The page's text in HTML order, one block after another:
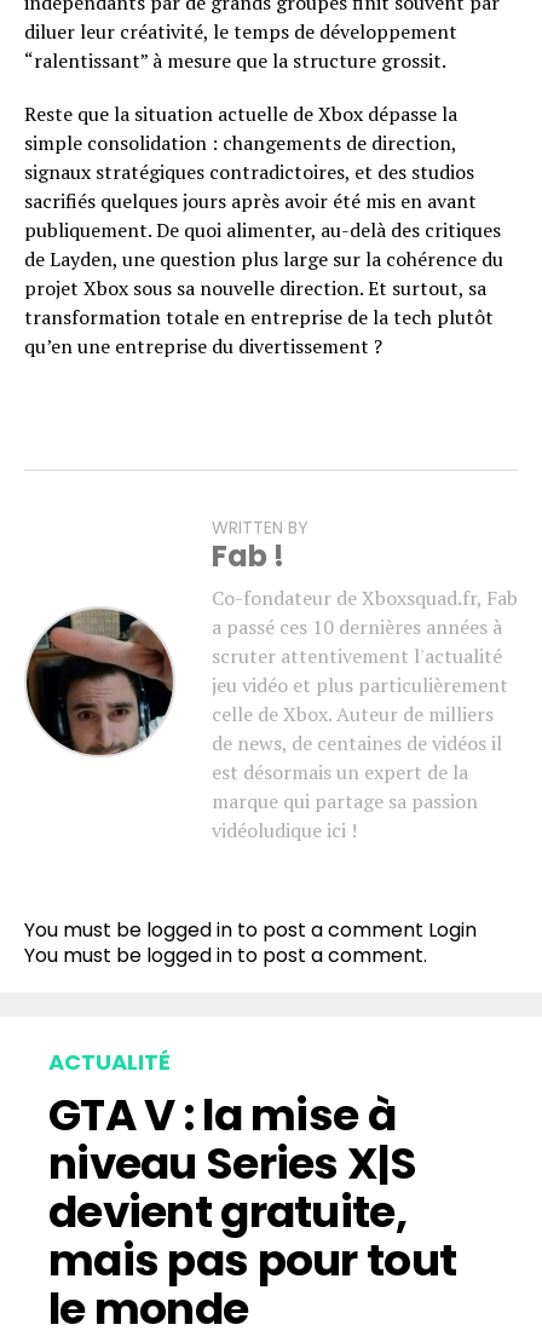
diluer leur créativité, le temps de développement
“ralentissant” à mesure que la structure grossit.
Reste que la situation actuelle de Xbox dépasse la
simple consolidation : changements de direction,
signaux stratégiques contradictoires, et des studios
sacrifiés quelques jours après avoir été mis en avant
publiquement. De quoi alimenter, au-delà des critiques
de Layden, une question plus large sur la cohérence du
projet Xbox sous sa nouvelle direction. Et surtout, sa
transformation totale en entreprise de la tech plutôt
qu’en une entreprise du divertissement ?
WRITTEN BY
Fab !
Co-fondateur de Xboxsquad.fr, Fab
a passé ces 10 dernières années à
scruter attentivement l'actualité
jeu vidéo et plus particulièrement
celle de Xbox. Auteur de milliers
de news, de centaines de vidéos il
est désormais un expert de la
marque qui partage sa passion
vidéoludique ici !
You must be logged in to post a comment Login
You must be logged in to post a comment.
ACTUALITÉ
GTA V : la mise à
niveau Series X|S
devient gratuite,
mais pas pour tout
le monde